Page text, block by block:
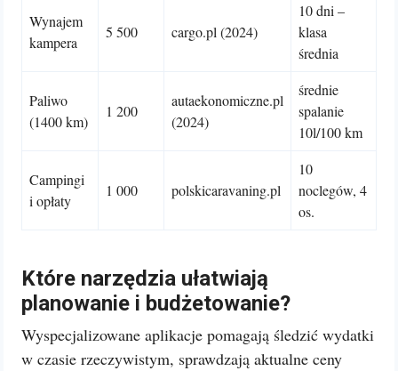
Wynajem
kampera
5 500 cargo.pl (2024)
10 dni –
klasa
średnia
Paliwo
(1400 km)
1 200
autaekonomiczne.pl
(2024)
średnie
spalanie
10l/100 km
Campingi
i opłaty
1 000 polskicaravaning.pl
10
noclegów, 4
os.
Które narzędzia ułatwiają
planowanie i budżetowanie?
Wyspecjalizowane aplikacje pomagają śledzić wydatki
w czasie rzeczywistym, sprawdzają aktualne ceny